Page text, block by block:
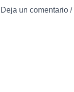
Deja un comentario /